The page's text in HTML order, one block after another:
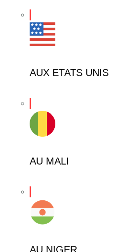
AUX ETATS UNIS
AU MALI
AU NIGER